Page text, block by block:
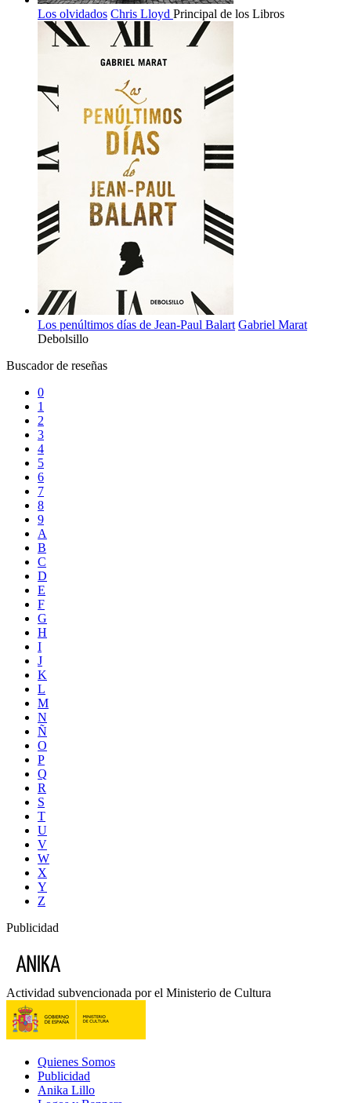
Los olvidados Chris Lloyd Principal de los Libros
Los penúltimos días de Jean-Paul Balart Gabriel Marat
Debolsillo
Buscador de reseñas
0
1
2
3
4
5
6
7
8
9
A
B
C
D
E
F
G
H
I
J
K
L
M
N
Ñ
O
P
Q
R
S
T
U
V
W
X
Y
Z
Publicidad
Actividad subvencionada por el Ministerio de Cultura
Quienes Somos
Publicidad
Anika Lillo